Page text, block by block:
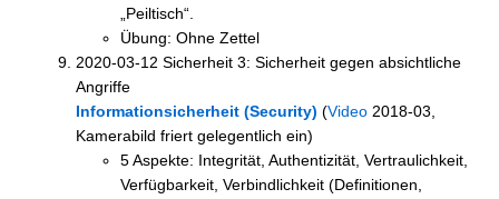
„Peiltisch“.
Übung: Ohne Zettel
2020-03-12 Sicherheit 3: Sicherheit gegen absichtliche
Angriffe
Informationsicherheit (Security) (Video 2018-03,
Kamerabild friert gelegentlich ein)
5 Aspekte: Integrität, Authentizität, Vertraulichkeit,
Verfügbarkeit, Verbindlichkeit (Definitionen,